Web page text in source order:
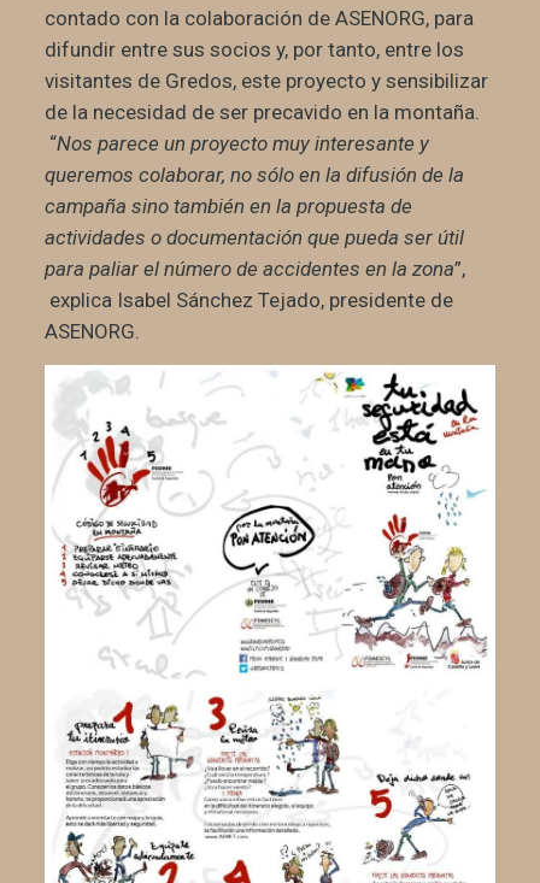
contado con la colaboración de ASENORG, para
difundir entre sus socios y, por tanto, entre los
visitantes de Gredos, este proyecto y sensibilizar
de la necesidad de ser precavido en la montaña.
“Nos parece un proyecto muy interesante y
queremos colaborar, no sólo en la difusión de la
campaña sino también en la propuesta de
actividades o documentación que pueda ser útil
para paliar el número de accidentes en la zona”,
explica Isabel Sánchez Tejado, presidente de
ASENORG.